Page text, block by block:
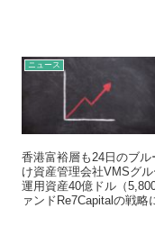
ニュース
香港富裕層も24日のブ
け資産管理会社VMSグ
運用資産40億ドル（
ァンドRe7Capitalの戦略